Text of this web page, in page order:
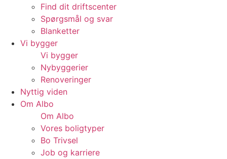
Find dit driftscenter
Spørgsmål og svar
Blanketter
Vi bygger
Vi bygger
Nybyggerier
Renoveringer
Nyttig viden
Om Albo
Om Albo
Vores boligtyper
Bo Trivsel
Job og karriere